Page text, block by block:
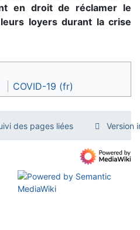
en droit de réclamer le
loyers durant la crise
COVID-19 (fr)
des pages liées Version